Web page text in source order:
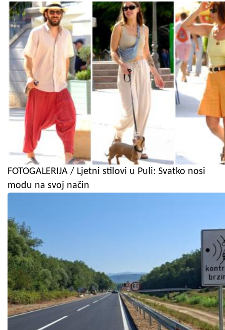
FOTOGALERIJA / Ljetni stilovi u Puli: Svatko nosi
modu na svoj način